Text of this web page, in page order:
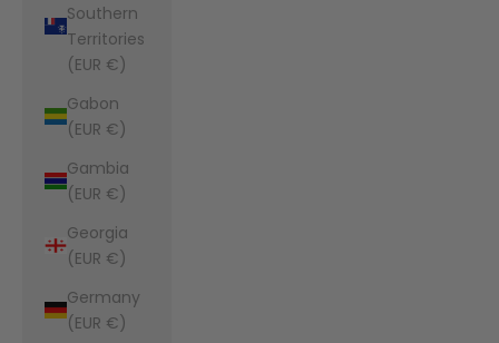
Southern
Territories
(EUR €)
Gabon
(EUR €)
Gambia
(EUR €)
Georgia
(EUR €)
Germany
(EUR €)